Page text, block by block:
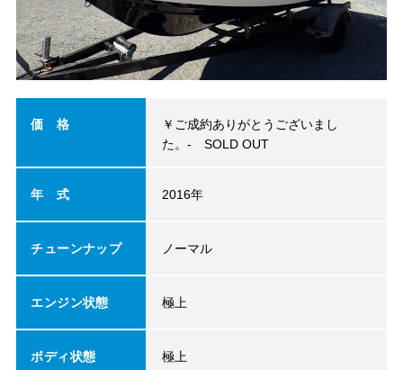
価 格
￥ご成約ありがとうございまし
た。-SOLD OUT
年 式 2016年
チューンナップ ノーマル
エンジン状態 極上
ボディ状態 極上